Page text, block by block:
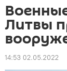
Литвы
14:53 02.05.2022